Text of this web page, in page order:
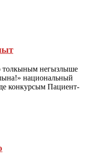
толкыным негызлыше
национальный
конкурсым Пациент-